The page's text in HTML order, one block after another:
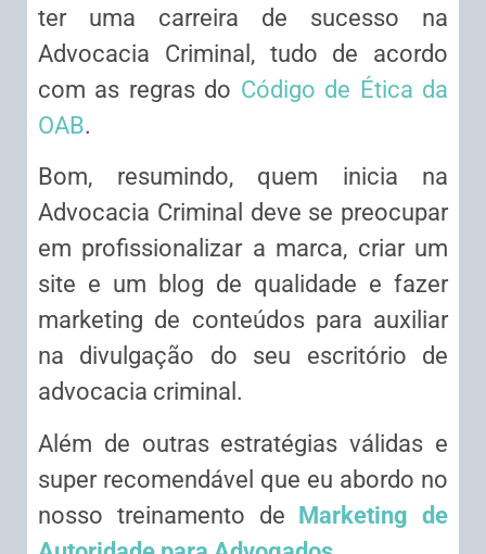
ter uma carreira de sucesso na
Advocacia Criminal, tudo de acordo
com as regras do Código de Ética da
OAB.
Bom, resumindo, quem inicia na
Advocacia Criminal deve se preocupar
em profissionalizar a marca, criar um
site e um blog de qualidade e fazer
marketing de conteúdos para auxiliar
na divulgação do seu escritório de
advocacia criminal.
Além de outras estratégias válidas e
super recomendável que eu abordo no
nosso treinamento de Marketing de